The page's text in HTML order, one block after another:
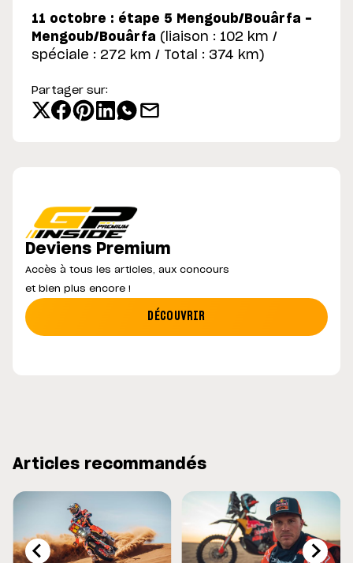
11 octobre : étape 5 Mengoub/Bouârfa -
Mengoub/Bouârfa (liaison : 102 km /
spéciale : 272 km / Total : 374 km)
Partager sur:
Deviens Premium
Accès à tous les articles, aux concours
et bien plus encore !
DÉCOUVRIR
Articles recommandés